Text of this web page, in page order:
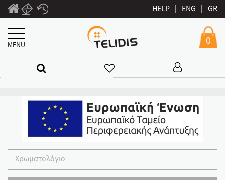
HELP | ENG | GR
MENU 0
Χρωματολόγιο